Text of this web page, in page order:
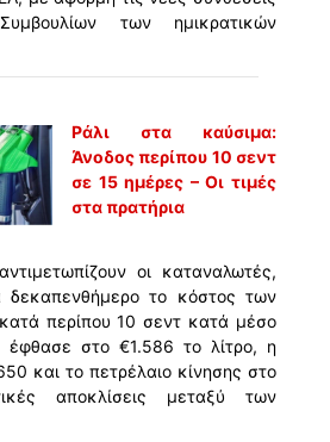
των ημικρατικών
Ράλι στα καύσιμα:
Άνοδος περίπου 10 σεντ
σε 15 ημέρες – Οι τιμές
στα πρατήρια
οι καταναλωτές,
το κόστος των
περίπου 10 σεντ κατά μέσο
στο €1.586 το λίτρο, η
και το πετρέλαιο κίνησης στο
αποκλίσεις μεταξύ των